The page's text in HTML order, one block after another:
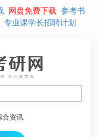
网盘免费下载 参考书
专业课学长招聘计划
合资讯